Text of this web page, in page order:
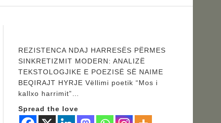
DHE STABILITETIN E BALLKANIT
SHQIPTAR
REZISTENCA NDAJ HARRESËS PËRMES
SINKRETIZMIT MODERN: ANALIZË
TEKSTOLOGJIKE E POEZISË SË NAIME
BEQIRAJT HYRJE Vëllimi poetik “Mos i
kallxo harrimit”…
Spread the love